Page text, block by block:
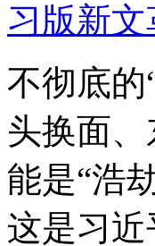
习版新
不彻底的
头换面
能是“浩
这是习